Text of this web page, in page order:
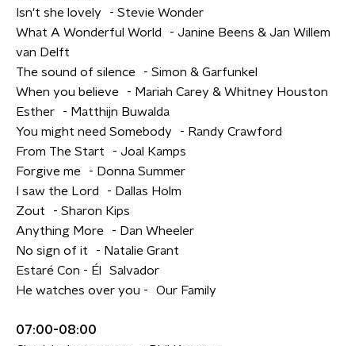
Isn't she lovely - Stevie Wonder
What A Wonderful World - Janine Beens & Jan Willem
van Delft
The sound of silence - Simon & Garfunkel
When you believe - Mariah Carey & Whitney Houston
Esther - Matthijn Buwalda
You might need Somebody - Randy Crawford
From The Start - Joal Kamps
Forgive me - Donna Summer
I saw the Lord - Dallas Holm
Zout - Sharon Kips
Anything More - Dan Wheeler
No sign of it - Natalie Grant
Estaré Con - Él Salvador
He watches over you - Our Family
07:00-08:00